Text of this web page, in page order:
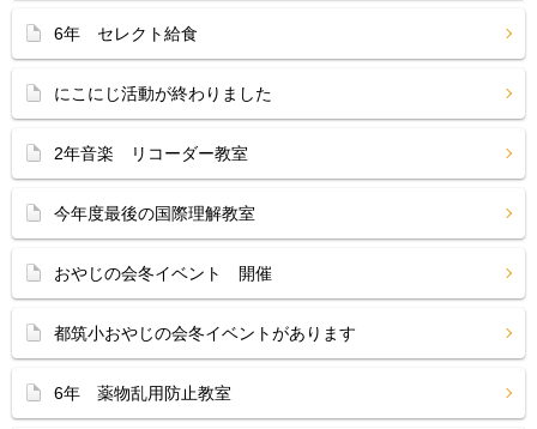
6年 セレクト給食
にこにじ活動が終わりました
2年音楽 リコーダー教室
今年度最後の国際理解教室
おやじの会冬イベント 開催
都筑小おやじの会冬イベントがあります
6年 薬物乱用防止教室